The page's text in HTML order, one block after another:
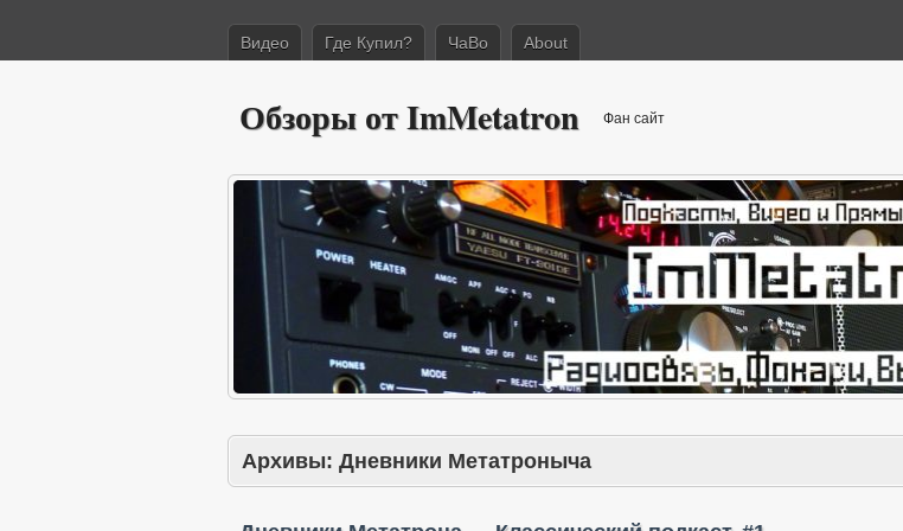
Видео Где Купил? ЧаВо About
Обзоры от ImMetatron Фан сайт
Архивы: Дневники Метатроныча